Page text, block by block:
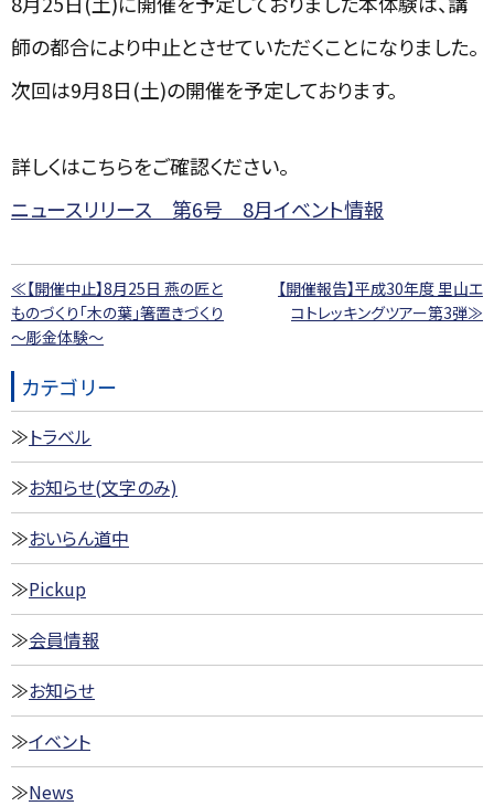
師の都合により中止とさせていただくことになりました。
次回は9月8日(土)の開催を予定しております。
詳しくはこちらをご確認ください。
ニュースリリース 第6号 8月イベント情報
≪【開催中止】8月25日 燕の匠と
ものづくり「木の葉」箸置きづくり
～彫金体験～
【開催報告】平成30年度 里山エ
コトレッキングツアー第3弾≫
カテゴリー
トラベル
お知らせ(文字のみ)
おいらん道中
Pickup
会員情報
お知らせ
イベント
News